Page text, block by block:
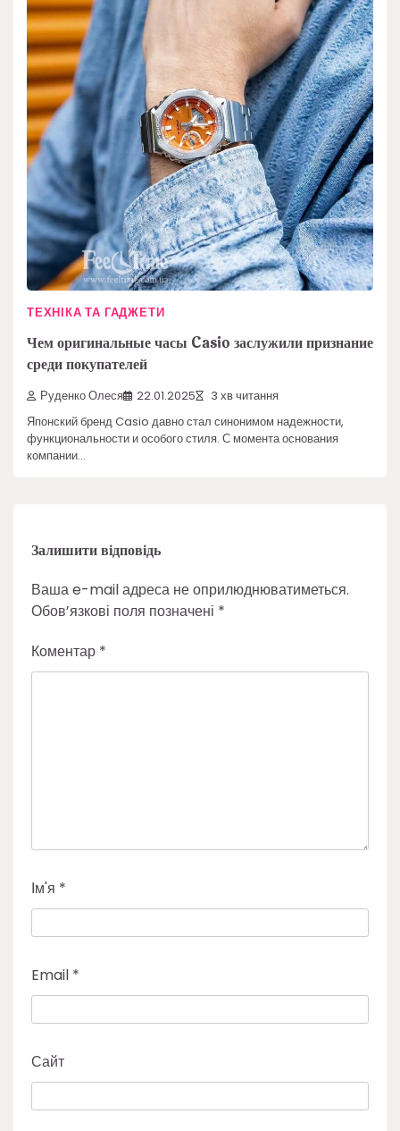
ТЕХНІКА ТА ГАДЖЕТИ
Чем оригинальные часы Casio заслужили признание
среди покупателей
Руденко Олеся 22.01.2025 3 хв читання
Японский бренд Casio давно стал синонимом надежности,
функциональности и особого стиля. С момента основания
компании…
Залишити відповідь
Ваша e-mail адреса не оприлюднюватиметься.
Обов’язкові поля позначені *
Коментар *
Ім'я *
Email *
Сайт